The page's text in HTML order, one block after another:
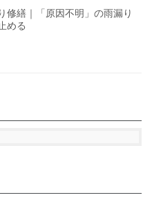
修繕｜「原因不明」の雨漏り
める